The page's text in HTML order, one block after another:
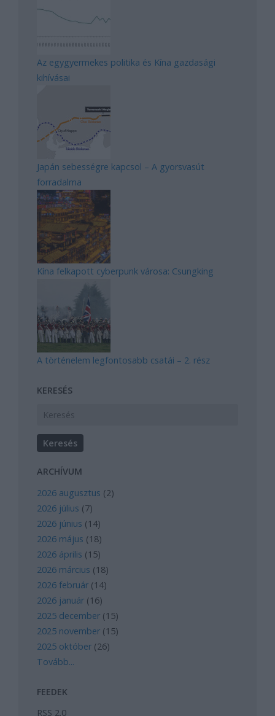
Az egygyermekes politika és Kína gazdasági
kihívásai
Japán sebességre kapcsol – A gyorsvasút
forradalma
Kína felkapott cyberpunk városa: Csungking
A történelem legfontosabb csatái – 2. rész
KERESÉS
ARCHÍVUM
2026 augusztus (2)
2026 július (7)
2026 június (14)
2026 május (18)
2026 április (15)
2026 március (18)
2026 február (14)
2026 január (16)
2025 december (15)
2025 november (15)
2025 október (26)
Tovább...
FEEDEK
RSS 2.0